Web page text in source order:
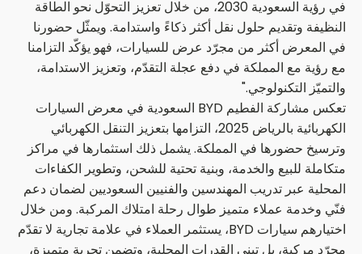
في رؤية السعودية 2030، من خلال تعزيز التحوّل نحو الطاقة
النظيفة وتقديم حلول نقل أكثر ذكاءً واستدامة. ويمثّل حضورنا
في المعرض أكثر من مجرّد عرض للسيارات، فهو يؤكّد التزامنا
مع رؤية مع المملكة في دفع عجلة التقدّم، وتعزيز الاستدامة،
والتميّز التكنولوجي."
تعكس مشاركة الفطيم BYD السعودية في معرض السيارات
الكهربائية بالرياض 2025، التزامها بتعزيز التنقل الكهربائي
وترسيخ حضورها في المملكة. يشمل ذلك استثمارها في مراكز
متكاملة للبيع والخدمة، وبنية تحتية للشحن، وتطوير الكفاءات
المحلية عبر تدريب المهندسين والفنيين السعوديين لضمان دعم
فنّي وخدمة عملاء متميز طوال رحلة امتلاك المركبة. ومن خلال
اختيارهم سيارات BYD، يستثمر العملاء في علامة تجارية لا تقدّم
مجرّد مركبة، بل تبني القدرات المحلية، وتضمن تجربة متميزة،